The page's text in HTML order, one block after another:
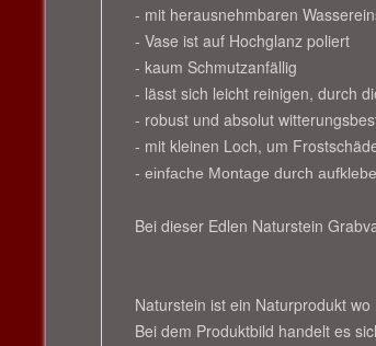
- mit herausnehmbaren
- Vase ist auf Hochglanz poliert
- kaum Schmutzanfällig
- lässt sich leicht reinigen, durch
- robust und absolut
- mit kleinen Loch, um
- einfache Montage durch
Bei dieser Edlen Naturstein
Naturstein ist ein Naturprodukt
Bei dem Produktbild handelt es